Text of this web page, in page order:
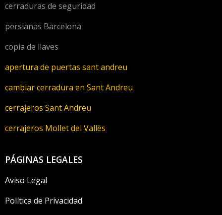
cerraduras de seguridad
persianas Barcelona
copia de llaves
apertura de puertas sant andreu
cambiar cerradura en Sant Andreu
cerrajeros Sant Andreu
cerrajeros Mollet del Vallès
PÁGINAS LEGALES
Aviso Legal
Política de Privacidad